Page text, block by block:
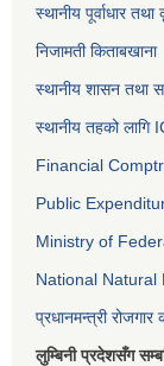
स्थानीय पूर्वाधार
निजामती किताबखाना
स्थानीय शासन तथा
स्थानीय तहको लागि
Financial
Public
Ministry of
National Natural
प्रधानमन्त्री रोजगार
लुम्बिनी प्रदेशसँग